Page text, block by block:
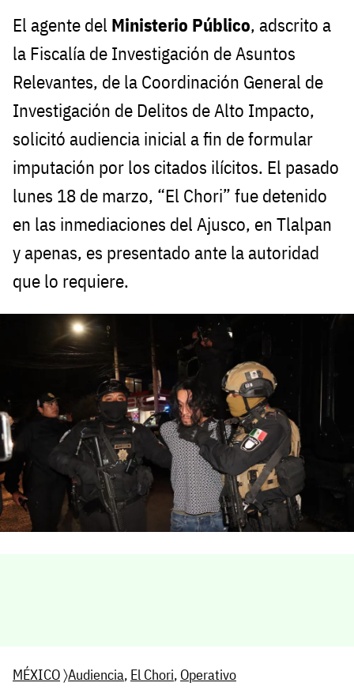
El agente del Ministerio Público, adscrito a
la Fiscalía de Investigación de Asuntos
Relevantes, de la Coordinación General de
Investigación de Delitos de Alto Impacto,
solicitó audiencia inicial a fin de formular
imputación por los citados ilícitos. El pasado
lunes 18 de marzo, “El Chori” fue detenido
en las inmediaciones del Ajusco, en Tlalpan
y apenas, es presentado ante la autoridad
que lo requiere.
MÉXICO〉Audiencia, El Chori, Operativo